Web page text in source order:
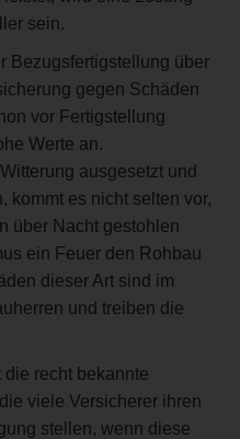
sein.
Bezugsfertigstellung über
gegen Schäden
vor Fertigstellung
Werte an.
ausgesetzt und
kommt es nicht selten vor,
über Nacht gestohlen
ein Feuer den Rohbau
dieser Art sind im
und treiben die
recht bekannte
viele Versicherer ihren
stellen, wenn diese